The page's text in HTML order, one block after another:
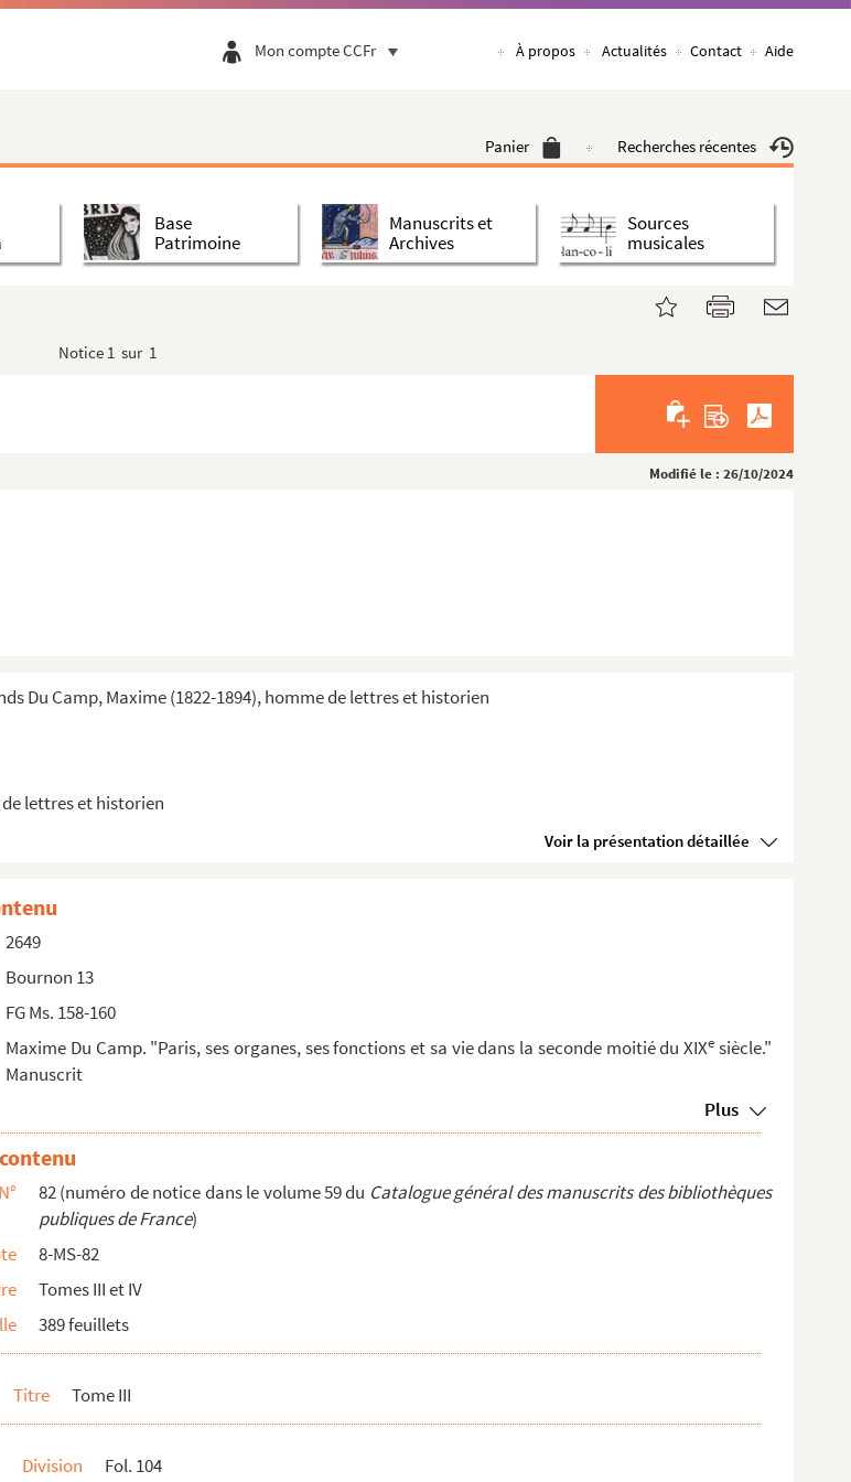
Mon compte CCFr À propos Actualités Contact Aide
Panier Recherches récentes
Base
Patrimoine
Manuscrits et
Archives
Sources
musicales
Notice 1 sur 1
Modifié le : 26/10/2024
Du Camp, Maxime (1822-1894), homme de lettres et historien
de lettres et historien
Voir la présentation détaillée
du XIX
du XIXesiècle" ...
le 28 juillet 1835
2649
Bournon 13
FG Ms. 158-160
Maxime Du Camp. "Paris, ses organes, ses fonctions et sa vie dans la seconde moitié du XIXe siècle."
Manuscrit
Plus
N° 82 (numéro de notice dans le volume 59 du Catalogue général des manuscrits des bibliothèques
publiques de France)
8-MS-82
Tomes III et IV
389 feuillets
Titre Tome III
Division Fol. 104